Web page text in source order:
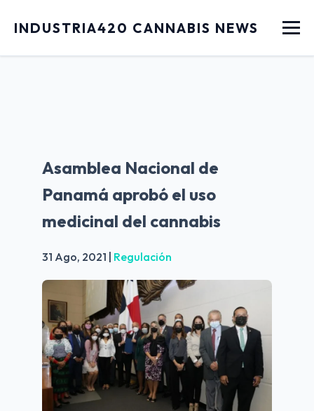
INDUSTRIA420 CANNABIS NEWS Menu
Asamblea Nacional de
Panamá aprobó el uso
medicinal del cannabis
31 Ago, 2021 | Regulación